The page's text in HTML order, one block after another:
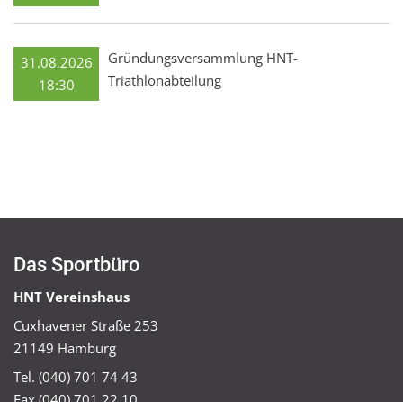
31.08.2026
18:30
Gründungsversammlung HNT-
Triathlonabteilung
Das Sportbüro
HNT Vereinshaus
Cuxhavener Straße 253
21149 Hamburg
Tel. (040) 701 74 43